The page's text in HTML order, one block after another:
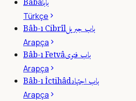
Babaبابا
Türkçe
Bâb-ı Cibrîlباب جبريل
Arapça
Bâb-ı Fetvâباب فتوى
Arapça
Bâb-ı İctihâdباب اجتهاد
Arapça